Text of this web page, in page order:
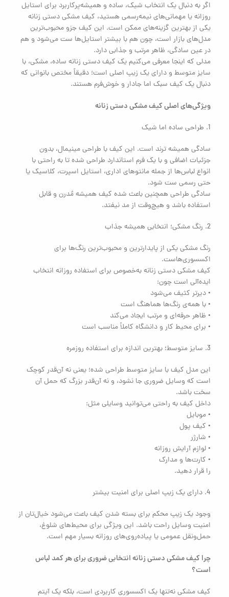
اگر به دنبال یک انتخاب شیک، ساده و همیشه‌پرکاربرد برای استایل
روزانه یا مهمانی‌های نیمه‌رسمی هستید، کیف مشکی دستی زنانه
یکی از بهترین گزینه‌های ممکن است. این کیف جزو محبوب‌ترین
مدل‌های بازار است، چون هم با بیشتر استایل‌ها ست می‌شود و هم
در عین سادگی، ظاهر مرتب و جذابی دارد.
مدلی که اینجا معرفی می‌کنیم یک کیف دستی زنانه ساده، مشکی، با
سایز متوسط و دارای یک زیپ اصلی است؛ دقیقاً مختص بانوانی که
دنبال یک کیف سبک اما جادار و خوش‌فرم هستند.
ویژگی‌های اصلی کیف مشکی دستی زنانه
1. طراحی ساده اما شیک
سادگی همیشه ترند است. این کیف با طراحی مینیمال، بدون
جزئیات اضافی و با یک فرم استاندارد طراحی شده تا به راحتی با
انواع لباس‌ها از جمله مانتوهای اداری، استایل اسپرت، کلاسیک یا
حتی رسمی ست شود.
سادگی طراحی همچنین باعث شده کیف همیشه مُدرن و قابل
استفاده باشد و هیچ‌وقت از مد نیفتد.
2. رنگ مشکی؛ انتخابی همیشه جذاب
رنگ مشکی یکی از پایدارترین و محبوب‌ترین رنگ‌ها برای
اکسسوری‌هاست.
کیف مشکی دستی زنانه به‌خصوص برای استفاده روزانه انتخاب
ایده‌آلی است چون:
• دیرتر کثیف می‌شود
• با همه‌ی رنگ‌ها هماهنگ است
• ظاهر حرفه‌ای و مرتب ایجاد می‌کند
• برای محیط کار و دانشگاه کاملاً مناسب است
3. سایز متوسط؛ بهترین اندازه برای استفاده روزمره
این مدل کیف با سایز متوسط طراحی شده؛ یعنی نه آن‌قدر کوچک
است که وسایل ضروری جا نشود، و نه آن‌قدر بزرگ که حمل آن
سخت باشد.
داخل کیف به راحتی می‌توانید وسایلی مثل:
• موبایل
• کیف پول
• شارژر
• لوازم آرایش روزانه
• کارت‌ها و مدارک
را قرار دهید.
4. دارای یک زیپ اصلی برای امنیت بیشتر
وجود یک زیپ محکم برای بسته شدن کیف باعث می‌شود خیال‌تان از
امنیت وسایل راحت باشد. این ویژگی برای محیط‌های شلوغ،
حمل‌ونقل عمومی یا پیاده‌روی‌های روزانه بسیار مهم است.
چرا کیف مشکی دستی زنانه انتخابی ضروری برای هر کمد لباس
است؟
کیف مشکی نه‌تنها یک اکسسوری کاربردی است، بلکه یک آیتم